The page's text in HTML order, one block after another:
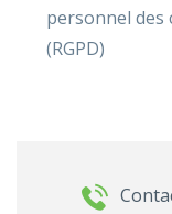
personnel
(RGPD)